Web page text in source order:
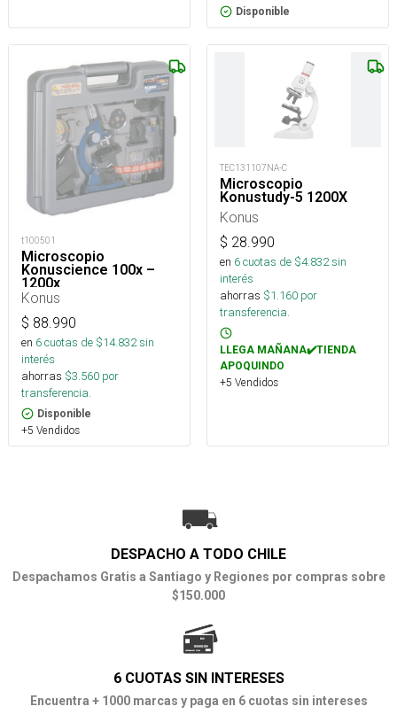
Disponible
t100501
Microscopio
Konuscience 100x –
1200x
Konus
$ 88.990
en 6cuotas de $14.832sin
interés
ahorras $3.560 por
transferencia.
Disponible
+5 Vendidos
TEC131107NA-C
Microscopio
Konustudy-5 1200X
Konus
$ 28.990
en 6cuotas de $4.832sin
interés
ahorras $1.160 por
transferencia.
LLEGA MAÑANA✔️TIENDA
APOQUINDO
+5 Vendidos
DESPACHO A TODO CHILE
Despachamos Gratis a Santiago y Regiones por compras sobre
$150.000
6 CUOTAS SIN INTERESES
Encuentra + 1000 marcas y paga en 6 cuotas sin intereses